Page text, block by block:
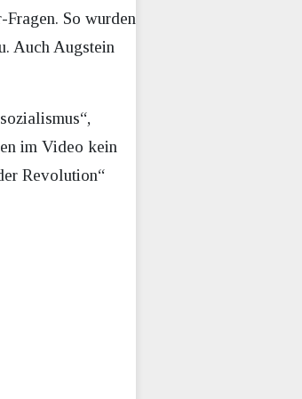
So wurden
Auch Augstein
im Video kein
Revolution“